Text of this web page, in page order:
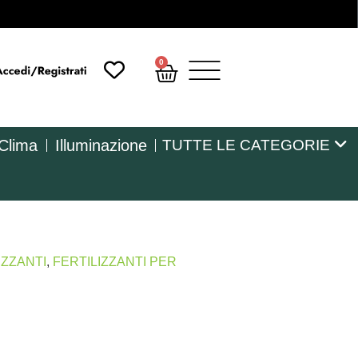
0
Illuminazione TUTTE LE CATEGORIE
, FERTILIZZANTI PER